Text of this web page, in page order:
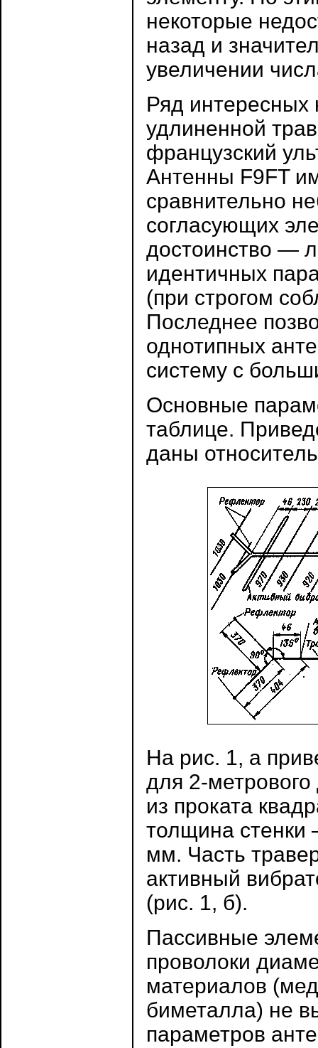
некоторые
назад и
увеличении
Ряд интересных
удлиненной
французский
Антенны F9FT
сравнительно
согласующих
достоинство —
идентичных
(при строгом
Последнее
однотипных
систему с
Основные
таблице.
даны
На рис. 1, а
для 2-
из проката
толщина
мм. Часть
активный
(рис. 1, б).
Пассивные
проволоки
материалов
биметалла) не
параметров